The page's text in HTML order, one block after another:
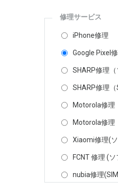
修理サービス
iPhone修理
Google Pixel
SHARP修理（
SHARP修理（
Motorola修理
Motorola修理
Xiaomi修理(ソ
FCNT 修理 (
nubia修理